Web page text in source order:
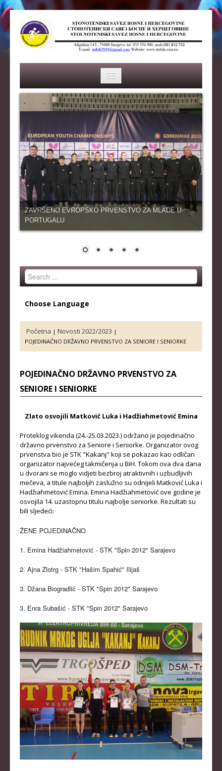
HOME
SAVEZ
ISTORIJA
ORGANI SAVEZA
OSNOVNI PODACI
REPREZENTACIJA
ŽENSKA KADETSKA REPREZENTACIJA
RANG LISTE
SENIORI
SENIORKE
KADETI
KADETKINJE
MLAĐI KADETI
MLAĐE KADETKINJE
NAJMLAĐE KADETKINJE
DOKUMENTI
KALENDARI I RASPOREDI
BILTENI TAKMIČENJA
PRAVILNICI
OBRASCI
OPŠTI DOKUMENTI
IZVJEŠTAJI I ZAPISNICI
KLUBOVI
KONTAKT
LINKOVI
ZAVRŠENO EVROPSKO PRVENSTVO ZA MLADE U
PORTUGALU
Search
...
Choose Language
Početna | Novosti 2022/2023 |
POJEDINAČNO DRŽAVNO PRVENSTVO ZA SENIORE I SENIORKE
POJEDINAČNO DRŽAVNO PRVENSTVO ZA
SENIORE I SENIORKE
Zlato osvojili Matković Luka i Hadžiahmetović Emina
Proteklog vikenda (24.-25.03.2023.) održano je pojedinačno
državno prvenstvo za Seniore i Seniorke. Organizator ovog
prvenstva bio je STK "Kakanj" koji se pokazao kao odličan
organizator najvećeg takmičenja u BiH. Tokom ova dva dana
u dvorani se moglo vidjeti bezbroj atraktivnih i uzbudljivih
mečeva, a titule najboljih zaslužno su odnijeli Matković Luka i
Hadžiahmetović Emina. Emina Hadžiahmetović ove godine je
osvojila 14. uzastopnu titulu najbolje seniorke. Rezultati su
bili sljedeći:
ŽENE POJEDINAČNO
1. Emina Hadžiahmetović - STK "Spin 2012" Sarajevo
2. Ajna Zlotrg - STK "Hašim Spahić" Ilijaš
3. Džana Biogradlić - STK "Spin 2012" Sarajevo
3. Enra Subašić - STK "Spin 2012" Sarajevo